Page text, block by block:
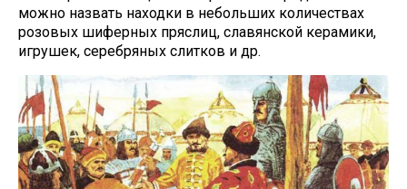
можно назвать находки в небольших количествах
розовых шиферных пряслиц, славянской керамики,
игрушек, серебряных слитков и др.